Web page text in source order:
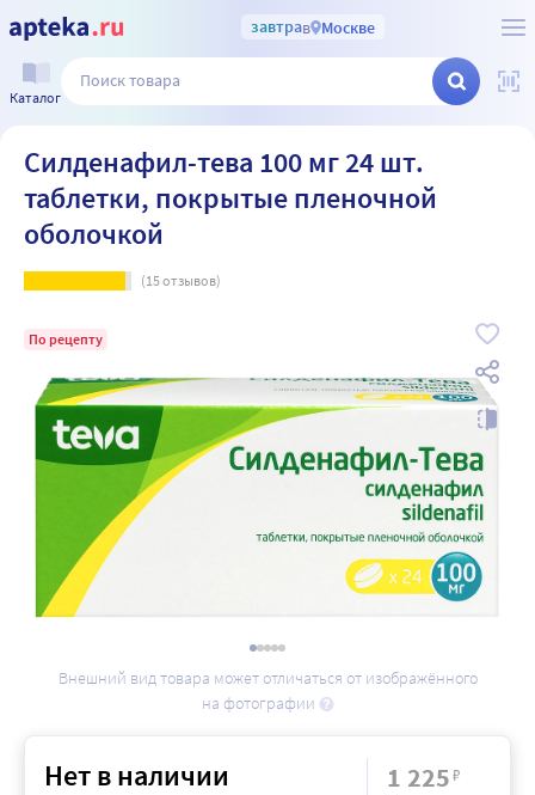
завтрав Москве
Каталог
Силденафил-тева 100 мг 24 шт.
таблетки, покрытые пленочной
оболочкой
(15отзывов)
По рецепту
Внешний вид товара может отличаться от изображённого
на фотографии
Нет в наличии 1 225₽